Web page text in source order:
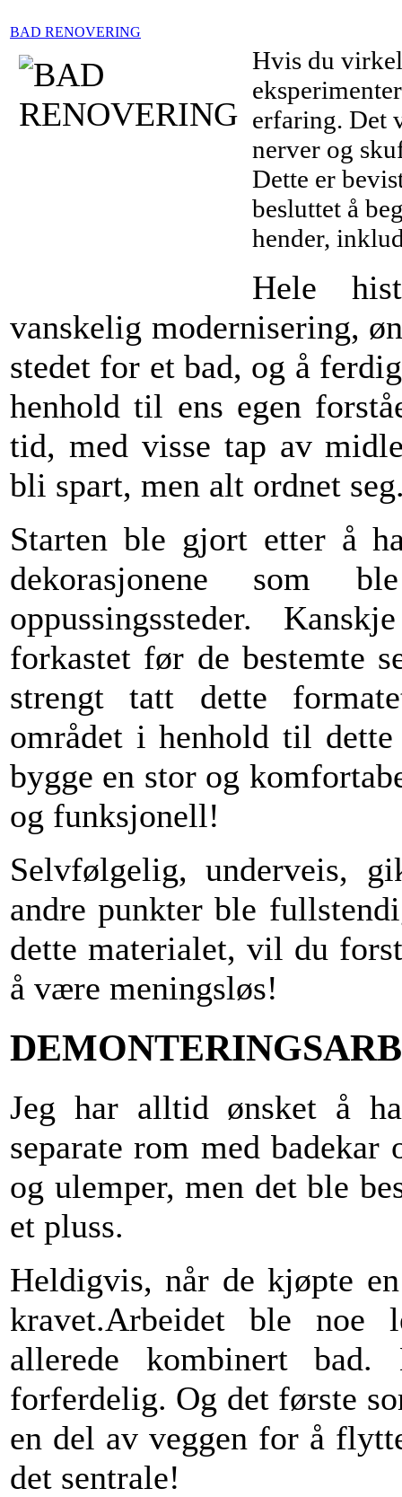
BAD RENOVERING
Hvis du
erfaring. Det
nerver og
Dette er
besluttet å
hender,
Hele
vanskelig modernisering,
stedet for et bad, og å
henhold til ens egen
tid, med visse tap av
bli spart, men alt ordnet
Starten ble gjort etter å
dekorasjonene som
oppussingssteder.
forkastet før de bestemte
strengt tatt dette
området i henhold til
bygge en stor og
og funksjonell!
Selvfølgelig, underveis,
andre punkter ble
dette materialet, vil du
å være meningsløs!
Jeg har alltid ønsket å
separate rom med
og ulemper, men det ble
et pluss.
Heldigvis, når de kjøpte
kravet.Arbeidet ble noe
allerede kombinert
forferdelig. Og det første
en del av veggen for å
det sentrale!